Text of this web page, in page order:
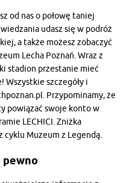
od nas o połowę taniej
udasz się w podróż
a także możesz zobaczyć
Lecha Poznań. Wraz z
stadion przestanie mieć
szczegóły i
Przypominamy, że
powiązać swoje konto w
LECHICI. Zniżka
Muzeum z Legendą.
pewno